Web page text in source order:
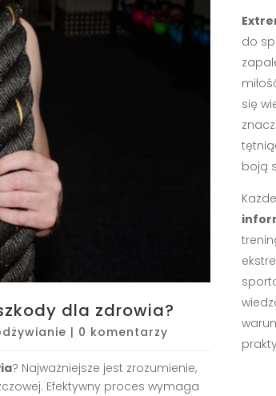
dla zdrowia?
| 0 komentarzy
? Najważniejsze jest zrozumienie,
Efektywny proces wymaga
do
się
boją